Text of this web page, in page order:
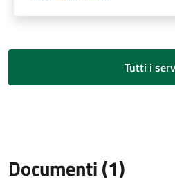
Tutti i
Documenti (1)